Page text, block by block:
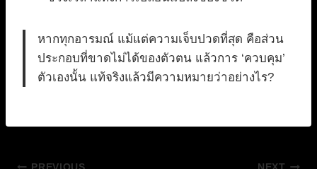
หากทุกอารมณ์ แม้แต่ความเจ็บปวดที่สุด คือส่วน
ประกอบที่ขาดไม่ได้ของตัวตน แล้วการ ‘ควบคุม’
ตัวเองนั้น แท้จริงแล้วมีความหมายว่าอย่างไร?